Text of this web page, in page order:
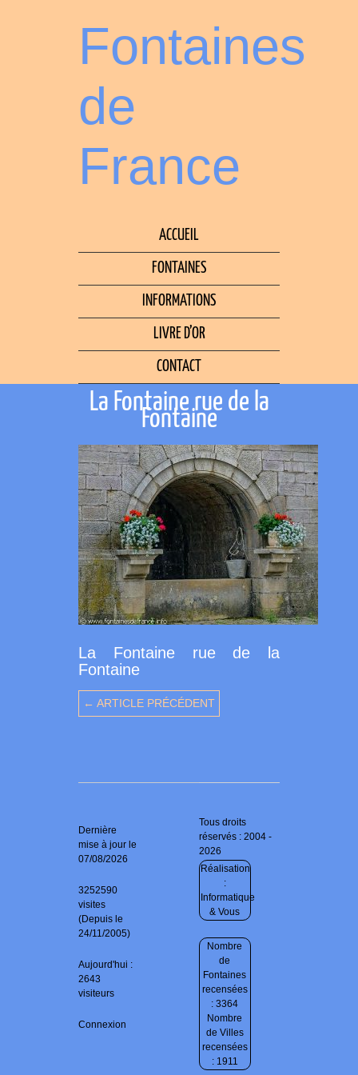
Fontaines
de
France
ACCUEIL
FONTAINES
INFORMATIONS
LIVRE D’OR
CONTACT
La Fontaine rue de la
Fontaine
La Fontaine rue de la
Fontaine
← ARTICLE PRÉCÉDENT
Dernière
mise à jour le
07/08/2026
3252590
visites
(Depuis le
24/11/2005)
Aujourd'hui :
2643
visiteurs
Connexion
Tous droits
réservés : 2004 -
2026
Réalisation
:
Informatique
& Vous
Nombre
de
Fontaines
recensées
: 3364
Nombre
de Villes
recensées
: 1911